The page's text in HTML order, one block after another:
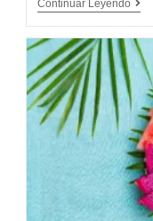
Continuar Leyendo